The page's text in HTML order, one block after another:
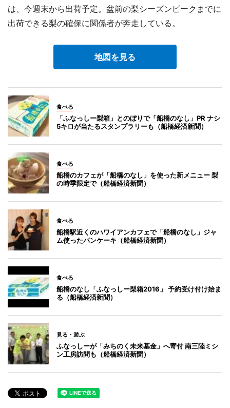
は、今週末から出荷予定。盆前の梨シーズンピークまでに
出荷できる梨の確保に関係者が奔走している。
地図を見る
食べる
「ふなっしー梨箱」とのぼりで「船橋のなし」PR ナシ
5キロが当たるスタンプラリーも（船橋経済新聞）
食べる
船橋のカフェが「船橋のなし」を使った新メニュー 梨
の時季限定で（船橋経済新聞）
食べる
船橋駅近くのハワイアンカフェで「船橋のなし」ジャ
ム使ったパンケーキ（船橋経済新聞）
食べる
船橋のなし「ふなっしー梨箱2016」 予約受け付け始ま
る（船橋経済新聞）
見る・遊ぶ
ふなっしーが「みちのく未来基金」へ寄付 南三陸ミシ
ン工房訪問も（船橋経済新聞）